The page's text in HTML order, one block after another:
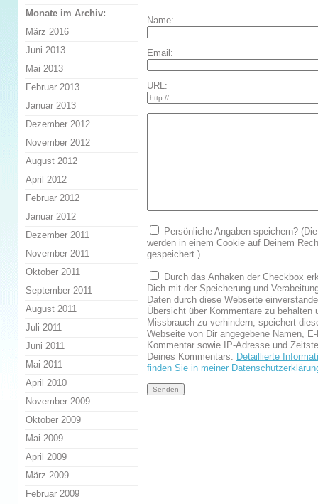
Name:
Email:
URL:
Persönliche Angaben speichern?
werden in einem Cookie auf Deinem
gespeichert.)
Durch das Anhaken der Checkbox
Dich mit der Speicherung und
Daten durch diese Webseite
Übersicht über Kommentare zu behalten
Missbrauch zu verhindern, speichert
Webseite von Dir angegebene Namen,
Kommentar sowie IP-Adresse und
Deines Kommentars. Detaillierte
finden Sie in meiner
Monate im Archiv:
März 2016
Juni 2013
Mai 2013
Februar 2013
Januar 2013
Dezember 2012
November 2012
August 2012
April 2012
Februar 2012
Januar 2012
Dezember 2011
November 2011
Oktober 2011
September 2011
August 2011
Juli 2011
Juni 2011
Mai 2011
April 2010
November 2009
Oktober 2009
Mai 2009
April 2009
März 2009
Februar 2009